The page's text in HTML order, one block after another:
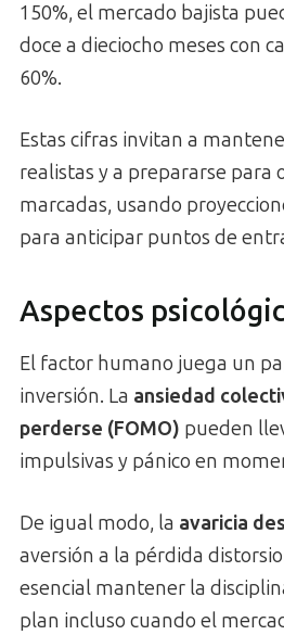
150%, el mercado bajista
doce a dieciocho meses con
60%.
Estas cifras invitan a
realistas y a prepararse para
marcadas, usando
para anticipar puntos de
Aspectos
El factor humano juega un
inversión. La ansiedad
perderse (FOMO) pueden
impulsivas y pánico en
De igual modo, la avaricia
aversión a la pérdida
esencial mantener la
plan incluso cuando el